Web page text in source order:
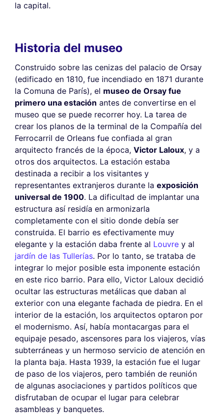
la capital.
Historia del museo
Construido sobre las cenizas del palacio de Orsay
(edificado en 1810, fue incendiado en 1871 durante
la Comuna de París), el museo de Orsay fue
primero una estación antes de convertirse en el
museo que se puede recorrer hoy. La tarea de
crear los planos de la terminal de la Compañía del
Ferrocarril de Orleans fue confiada al gran
arquitecto francés de la época, Victor Laloux, y a
otros dos arquitectos. La estación estaba
destinada a recibir a los visitantes y
representantes extranjeros durante la exposición
universal de 1900. La dificultad de implantar una
estructura así residía en armonizarla
completamente con el sitio donde debía ser
construida. El barrio es efectivamente muy
elegante y la estación daba frente al Louvre y al
jardín de las Tullerías. Por lo tanto, se trataba de
integrar lo mejor posible esta imponente estación
en este rico barrio. Para ello, Victor Laloux decidió
ocultar las estructuras metálicas que daban al
exterior con una elegante fachada de piedra. En el
interior de la estación, los arquitectos optaron por
el modernismo. Así, había montacargas para el
equipaje pesado, ascensores para los viajeros, vías
subterráneas y un hermoso servicio de atención en
la planta baja. Hasta 1939, la estación fue el lugar
de paso de los viajeros, pero también de reunión
de algunas asociaciones y partidos políticos que
disfrutaban de ocupar el lugar para celebrar
asambleas y banquetes.